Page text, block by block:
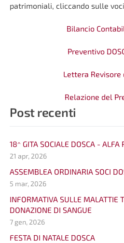
Post recenti
18^ GITA SOCIALE DOSCA - ALFA
21 apr, 2026
ASSEMBLEA ORDINARIA SOCI
5 mar, 2026
INFORMATIVA SULLE MALATTIE
DONAZIONE DI SANGUE
7 gen, 2026
FESTA DI NATALE DOSCA
patrimoniali, cliccando sulle
Bilancio
Preventivo
Lettera Revisore
Relazione del